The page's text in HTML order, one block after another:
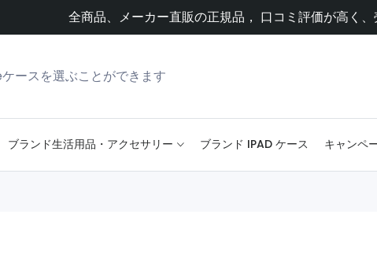
全商品、メーカー直販の正規品， 口コミ評価が高く、
ースを選ぶことができます
ブランド生活用品・アクセサリー ブランド IPAD ケース キャンペ